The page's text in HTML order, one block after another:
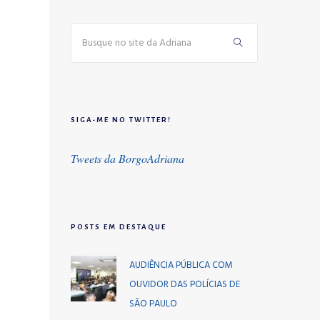
SIGA-ME NO TWITTER!
Tweets da BorgoAdriana
POSTS EM DESTAQUE
AUDIÊNCIA PÚBLICA COM
OUVIDOR DAS POLÍCIAS DE
SÃO PAULO